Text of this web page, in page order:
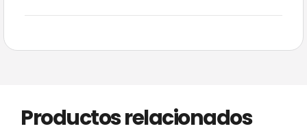
cantidad
Productos relacionados